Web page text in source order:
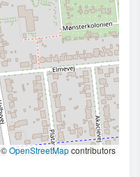
©OpenStreetMapcontributors